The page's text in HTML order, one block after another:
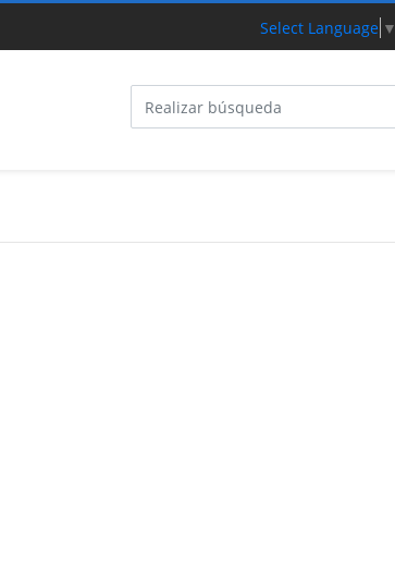
Select Language ▼